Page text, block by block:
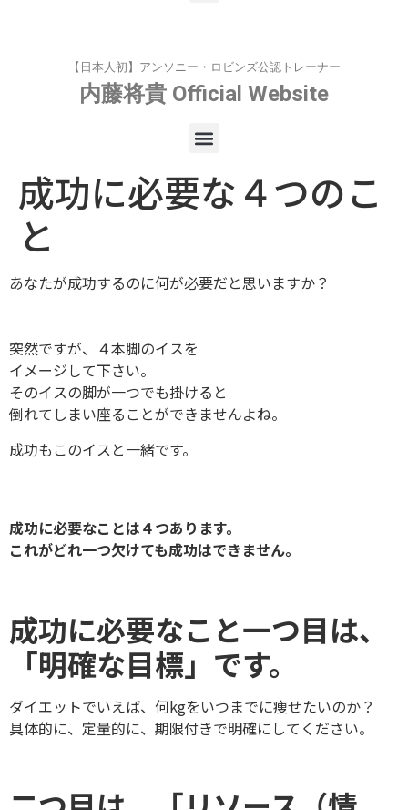
【日本人初】アンソニー・ロビンズ公認トレーナー
内藤将貴 Official Website
成功に必要な４つのこ
と
あなたが成功するのに何が必要だと思いますか？
突然ですが、４本脚のイスを
イメージして下さい。
そのイスの脚が一つでも掛けると
倒れてしまい座ることができませんよね。
成功もこのイスと一緒です。
成功に必要なことは４つあります。
これがどれ一つ欠けても成功はできません。
成功に必要なこと一つ目は、
「明確な目標」です。
ダイエットでいえば、何kgをいつまでに痩せたいのか？
具体的に、定量的に、期限付きで明確にしてください。